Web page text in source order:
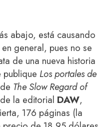
abajo, está causando
general, pues no se
de una nueva historia
publique Los portales de
The Slow Regard of
la editorial DAW,
176 páginas (la